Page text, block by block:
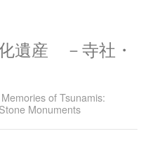
遺産 －寺社・
of Tsunamis:
Monuments